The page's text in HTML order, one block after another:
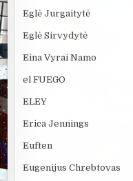
Eglė Jurgaitytė
Eglė Sirvydytė
Eina Vyrai Namo
el FUEGO
ELEY
Erica Jennings
Euften
Eugenijus Chrebtovas